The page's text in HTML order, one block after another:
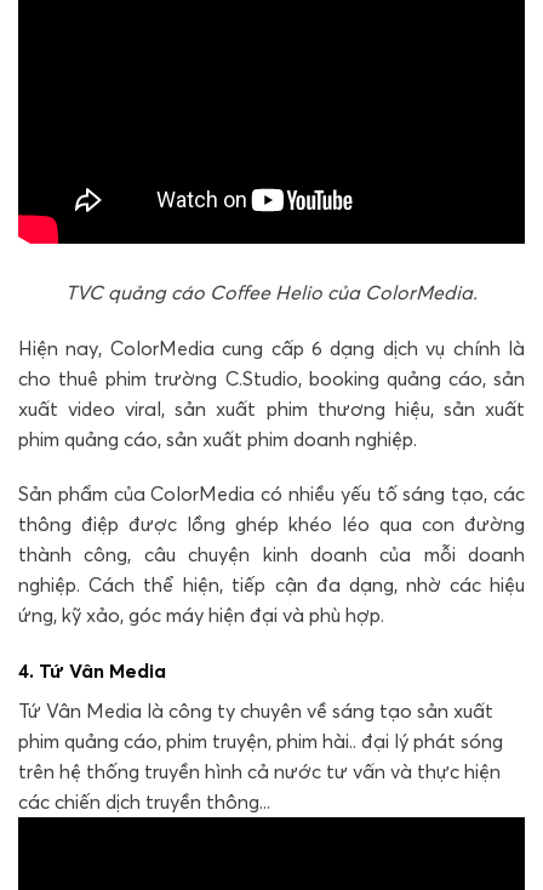
TVC quảng cáo Coffee Helio của ColorMedia.
Hiện nay, ColorMedia cung cấp 6 dạng dịch vụ chính là
cho thuê phim trường C.Studio, booking quảng cáo, sản
xuất video viral, sản xuất phim thương hiệu, sản xuất
phim quảng cáo, sản xuất phim doanh nghiệp.
Sản phẩm của ColorMedia có nhiều yếu tố sáng tạo, các
thông điệp được lồng ghép khéo léo qua con đường
thành công, câu chuyện kinh doanh của mỗi doanh
nghiệp. Cách thể hiện, tiếp cận đa dạng, nhờ các hiệu
ứng, kỹ xảo, góc máy hiện đại và phù hợp.
4. Tứ Vân Media
Tứ Vân Media là công ty chuyên về sáng tạo sản xuất
phim quảng cáo, phim truyện, phim hài.. đại lý phát sóng
trên hệ thống truyền hình cả nước tư vấn và thực hiện
các chiến dịch truyền thông...